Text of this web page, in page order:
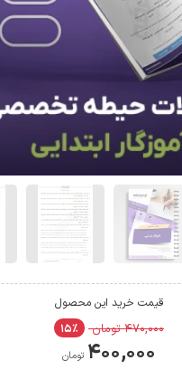
قیمت خرید این محصول
۴۷۰,۰۰۰ تومان ۱۵٪
۴۰۰,۰۰۰ تومان